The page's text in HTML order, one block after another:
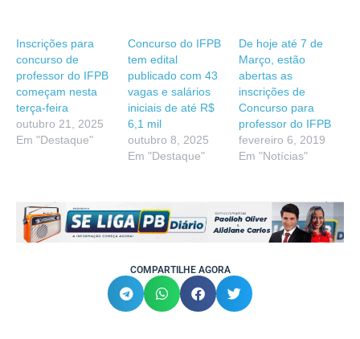
Inscrições para
concurso de
professor do IFPB
começam nesta
terça-feira
outubro 21, 2025
Em "Destaque"
Concurso do IFPB
tem edital
publicado com 43
vagas e salários
iniciais de até R$
6,1 mil
outubro 8, 2025
Em "Destaque"
De hoje até 7 de
Março, estão
abertas as
inscrições de
Concurso para
professor do IFPB
fevereiro 6, 2019
Em "Notícias"
COMPARTILHE AGORA